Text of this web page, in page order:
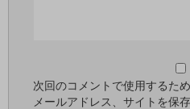
次回のコメントで使用するた
メールアドレス、サイトを保存